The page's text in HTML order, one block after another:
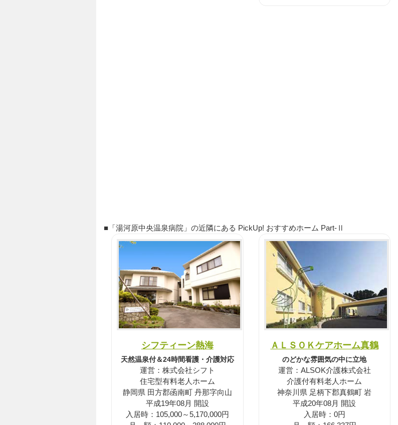
■「湯河原中央温泉病院」の近隣にある PickUp! おすすめホーム Part-Ⅱ
シフティーン熱海
天然温泉付＆24時間看護・介護対応
運営：株式会社シフト
住宅型有料老人ホーム
静岡県 田方郡函南町 丹那字向山
平成19年08月 開設
入居時：105,000～5,170,000円
ＡＬＳＯＫケアホーム真鶴
のどかな雰囲気の中に立地
運営：ALSOK介護株式会社
介護付有料老人ホーム
神奈川県 足柄下郡真鶴町 岩
平成20年08月 開設
入居時：0円